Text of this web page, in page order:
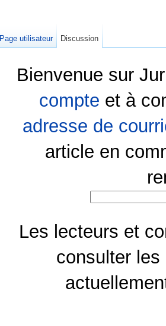
Bienvenue sur
compte et à
adresse de
article en
Les lecteurs et
consulter les
Page utilisateur Discussion